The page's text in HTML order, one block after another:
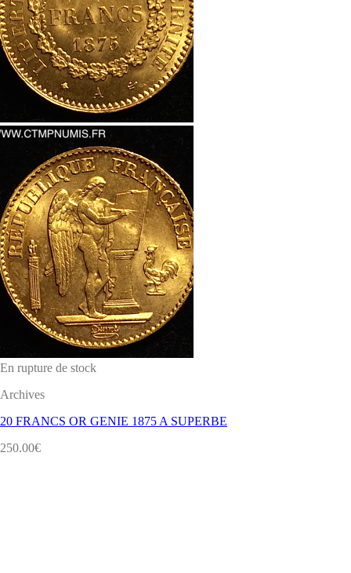
En rupture de stock
Archives
20 FRANCS OR GENIE 1875 A SUPERBE
250.00€